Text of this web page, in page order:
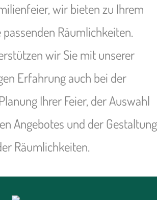
wir bieten zu Ihrem
passenden Räumlichkeiten.
wir Sie mit unserer
Erfahrung auch bei der
Ihrer Feier, der Auswahl
Angebotes und der Gestaltung
Räumlichkeiten.